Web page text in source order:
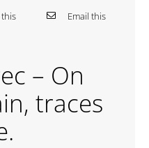
this Email this
– On
traces